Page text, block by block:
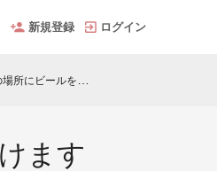
新規登録 ログイン
交通費、宿泊費は別途必要）
ます